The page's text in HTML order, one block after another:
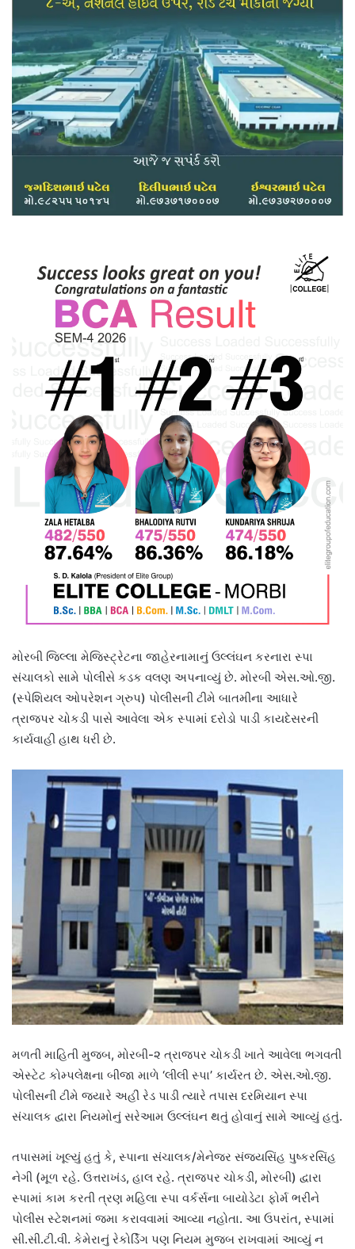
મોરબી જિલ્લા મેજિસ્ટ્રેટના જાહેરનામાનું ઉલ્લંઘન કરનારા સ્પા
સંચાલકો સામે પોલીસે કડક વલણ અપનાવ્યું છે. મોરબી એસ.ઓ.જી.
(સ્પેશિયલ ઓપરેશન ગ્રુપ) પોલીસની ટીમે બાતમીના આધારે
ત્રાજપર ચોકડી પાસે આવેલા એક સ્પામાં દરોડો પાડી કાયદેસરની
કાર્યવાહી હાથ ધરી છે.
મળતી માહિતી મુજબ, મોરબી-૨ ત્રાજપર ચોકડી ખાતે આવેલા ભગવતી
એસ્ટેટ કોમ્પલેક્ષના બીજા માળે ‘લીલી સ્પા’ કાર્યરત છે. એસ.ઓ.જી.
પોલીસની ટીમે જ્યારે અહીં રેડ પાડી ત્યારે તપાસ દરમિયાન સ્પા
સંચાલક દ્વારા નિયમોનું સરેઆમ ઉલ્લંઘન થતું હોવાનું સામે આવ્યું હતું.
તપાસમાં ખૂલ્યું હતું કે, સ્પાના સંચાલક/મેનેજર સંજયસિંહ પુષ્કરસિંહ
નેગી (મૂળ રહે. ઉત્તરાખંડ, હાલ રહે. ત્રાજપર ચોકડી, મોરબી) દ્વારા
સ્પામાં કામ કરતી ત્રણ મહિલા સ્પા વર્કર્સના બાયોડેટા ફોર્મ ભરીને
પોલીસ સ્ટેશનમાં જમા કરાવવામાં આવ્યા નહોતા. આ ઉપરાંત, સ્પામાં
સી.સી.ટી.વી. કેમેરાનું રેકોર્ડિંગ પણ નિયમ મુજબ રાખવામાં આવ્યું ન